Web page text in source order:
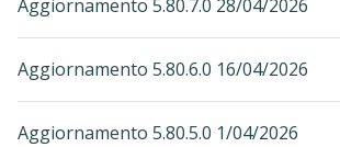
Aggiornamento 5.80.7.0 28/04/2026
Aggiornamento 5.80.6.0 16/04/2026
Aggiornamento 5.80.5.0 1/04/2026